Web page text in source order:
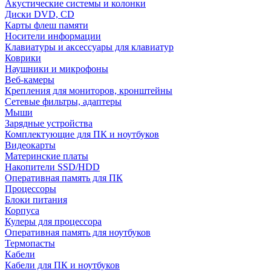
Акустические системы и колонки
Диски DVD, CD
Карты флеш памяти
Носители информации
Клавиатуры и аксессуары для клавиатур
Коврики
Наушники и микрофоны
Веб-камеры
Крепления для мониторов, кронштейны
Сетевые фильтры, адаптеры
Мыши
Зарядные устройства
Комплектующие для ПК и ноутбуков
Видеокарты
Материнские платы
Накопители SSD/HDD
Оперативная память для ПК
Процессоры
Блоки питания
Корпуса
Кулеры для процессора
Оперативная память для ноутбуков
Термопасты
Кабели
Кабели для ПК и ноутбуков